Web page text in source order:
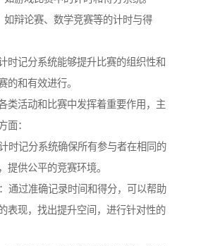
辩论赛、数学竞赛等的计时与得
时记分系统能够提升比赛的组织性和
的和有效进行。
类活动和比赛中发挥着重要作用，主
面：
时记分系统确保所有参与者在相同的
提供公平的竞赛环境。
通过准确记录时间和得分，可以帮助
表现，找出提升空间，进行针对性的